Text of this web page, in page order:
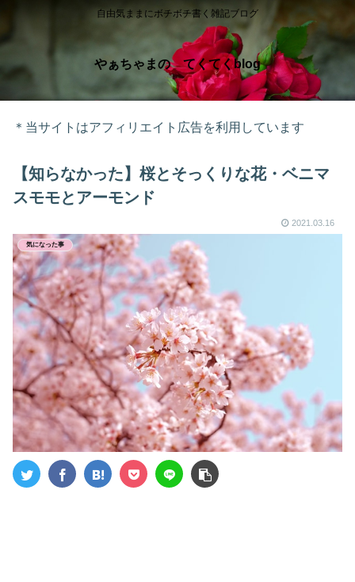
自由気ままにボチボチ書く雑記ブログ
やぁちゃまの てくてくblog
＊当サイトはアフィリエイト広告を利用しています
【知らなかった】桜とそっくりな花・ベニマ
スモモとアーモンド
2021.03.16
気になった事